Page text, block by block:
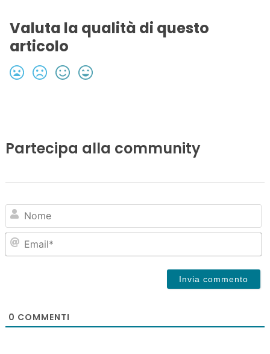
Valuta la qualità di questo
articolo
Partecipa alla community
0 COMMENTI